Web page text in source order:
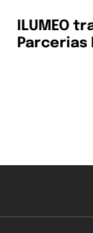
ILUMEO